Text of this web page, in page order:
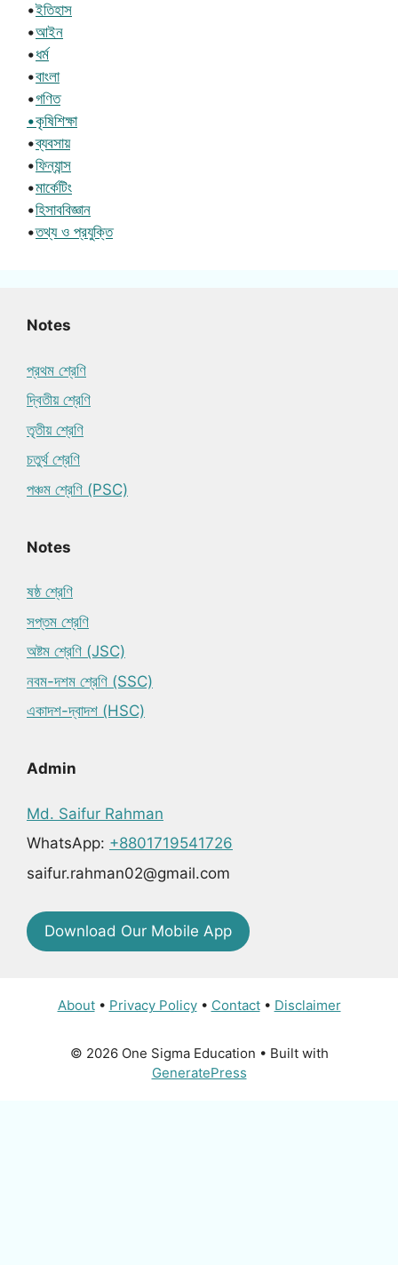
•ইতিহাস
•আইন
•ধর্ম
•বাংলা
•গণিত
•কৃষিশিক্ষা
•ব্যবসায়
•ফিন্যান্স
•মার্কেটিং
•হিসাববিজ্ঞান
•তথ্য ও প্রযুক্তি
Notes
প্রথম শ্রেণি
দ্বিতীয় শ্রেণি
তৃতীয় শ্রেণি
চতুর্থ শ্রেণি
পঞ্চম শ্রেণি (PSC)
Notes
ষষ্ঠ শ্রেণি
সপ্তম শ্রেণি
অষ্টম শ্রেণি (JSC)
নবম-দশম শ্রেণি (SSC)
একাদশ-দ্বাদশ (HSC)
Admin
Md. Saifur Rahman
WhatsApp: +8801719541726
saifur.rahman02@gmail.com
Download Our Mobile App
About• Privacy Policy• Contact• Disclaimer
© 2026 One Sigma Education • Built with
GeneratePress